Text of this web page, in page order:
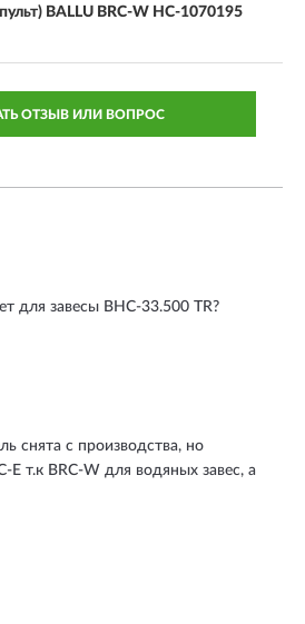
BALLU BRC-W HC-1070195
ОТЗЫВ ИЛИ ВОПРОС
для завесы BHC-33.500 TR?
снята с производства, но
E т.к BRC-W для водяных завес, а